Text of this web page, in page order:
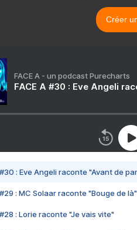
Créer
FACE A - un podcast Purecharts
FACE A #30 : Eve Angeli
#30 : Eve Angeli raconte "Avant de
#29 : MC Solaar raconte "Bouge de là"
#28 : Lorie raconte "Je vais vite"